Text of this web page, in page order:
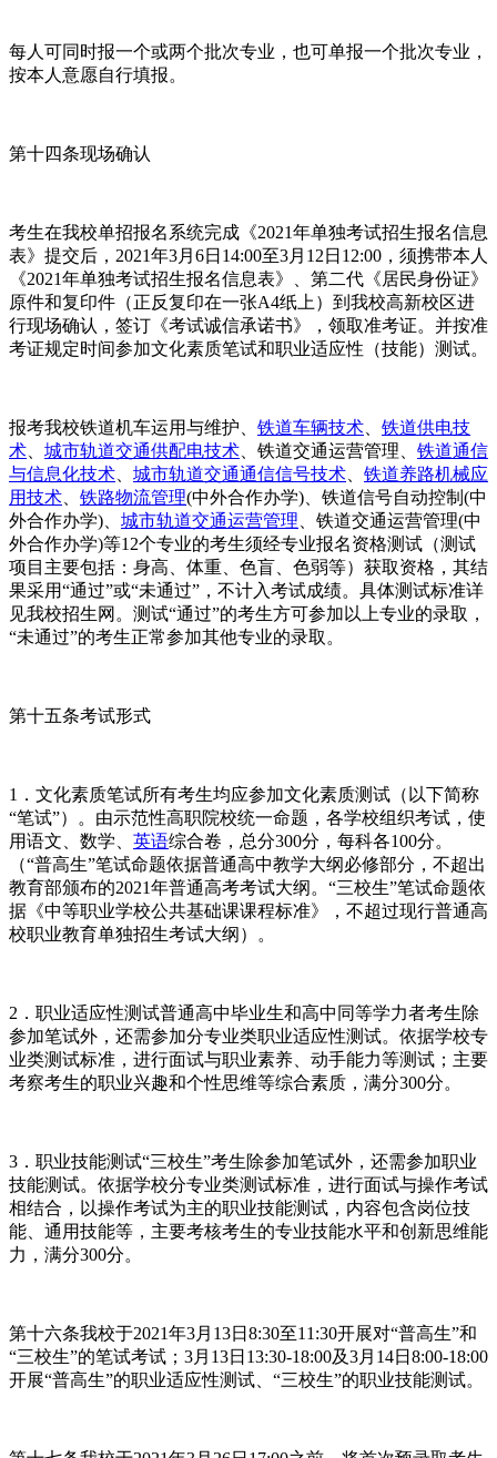
每人可同时报一个或两个批次专业，也可单报一个批次专业，
按本人意愿自行填报。
第十四条现场确认
考生在我校单招报名系统完成《2021年单独考试招生报名信息
表》提交后，2021年3月6日14:00至3月12日12:00，须携带本人
《2021年单独考试招生报名信息表》、第二代《居民身份证》
原件和复印件（正反复印在一张A4纸上）到我校高新校区进
行现场确认，签订《考试诚信承诺书》，领取准考证。并按准
考证规定时间参加文化素质笔试和职业适应性（技能）测试。
报考我校铁道机车运用与维护、 铁道车辆技术
铁道供电技
术
城市轨道交通供配电技术 、铁道交通运营管理、 铁道通信
与信息化技术
城市轨道交通通信信号技术
铁道养路机械应
用技术
铁路物流管理(中外合作办学)、铁道信号自动控制(中
外合作办学)、 城市轨道交通运营管理 、铁道交通运营管理(中
外合作办学)等12个专业的考生须经专业报名资格测试（测试
项目主要包括：身高、体重、色盲、色弱等）获取资格，其结
果采用“通过”或“未通过”，不计入考试成绩。具体测试标准详
见我校招生网。测试“通过”的考生方可参加以上专业的录取，
“未通过”的考生正常参加其他专业的录取。
第十五条考试形式
1．文化素质笔试所有考生均应参加文化素质测试（以下简称
“笔试”）。由示范性高职院校统一命题，各学校组织考试，使
用语文、数学、 英语综合卷，总分300分，每科各100分。
（“普高生”笔试命题依据普通高中教学大纲必修部分，不超出
教育部颁布的2021年普通高考考试大纲。“三校生”笔试命题依
据《中等职业学校公共基础课课程标准》，不超过现行普通高
校职业教育单独招生考试大纲）。
2．职业适应性测试普通高中毕业生和高中同等学力者考生除
参加笔试外，还需参加分专业类职业适应性测试。依据学校专
业类测试标准，进行面试与职业素养、动手能力等测试；主要
考察考生的职业兴趣和个性思维等综合素质，满分300分。
3．职业技能测试“三校生”考生除参加笔试外，还需参加职业
技能测试。依据学校分专业类测试标准，进行面试与操作考试
相结合，以操作考试为主的职业技能测试，内容包含岗位技
能、通用技能等，主要考核考生的专业技能水平和创新思维能
力，满分300分。
第十六条我校于2021年3月13日8:30至11:30开展对“普高生”和
“三校生”的笔试考试；3月13日13:30-18:00及3月14日8:00-18:00
开展“普高生”的职业适应性测试、“三校生”的职业技能测试。